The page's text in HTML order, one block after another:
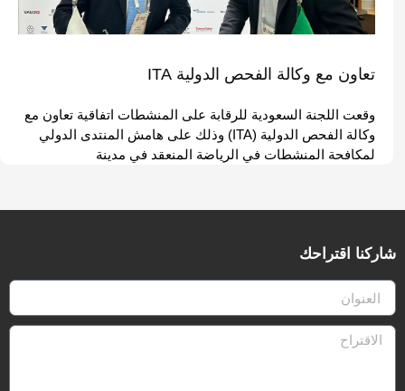
تعاون مع وكالة الفحص الدولية ITA
وقعت اللجنة السعودية للرقابة على المنشطات اتفاقية تعاون مع
وكالة الفحص الدولية (ITA) وذلك على هامش المنتدى الدولي
لمكافحة المنشطات في الرياضة المنعقد في مدينة
شاركنا اقتراحك